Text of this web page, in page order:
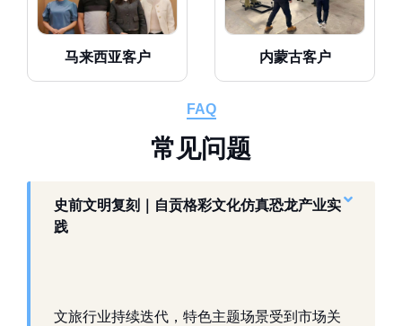
马来西亚客户 内蒙古客户
FAQ
常见问题
史前文明复刻｜自贡格彩文化仿真恐龙产业实
践
文旅行业持续迭代，特色主题场景受到市场关